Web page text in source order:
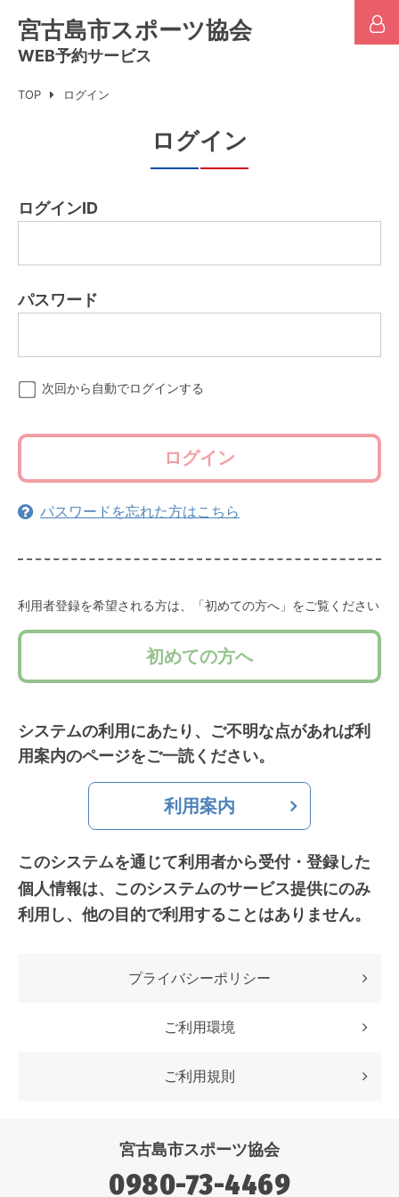
宮古島市スポーツ協会
WEB予約サービス
TOP ログイン
ログイン
ログインID
パスワード
次回から自動でログインする
ログイン
パスワードを忘れた方はこちら
利用者登録を希望される方は、「初めての方へ」をご覧ください
初めての方へ
システムの利用にあたり、ご不明な点があれば利
用案内のページをご一読ください。
利用案内
このシステムを通じて利用者から受付・登録した
個人情報は、 このシステムのサービス提供にのみ
利用し、他の目的で利用することはありません。
プライバシーポリシー
ご利用環境
ご利用規則
宮古島市スポーツ協会
0980-73-4469